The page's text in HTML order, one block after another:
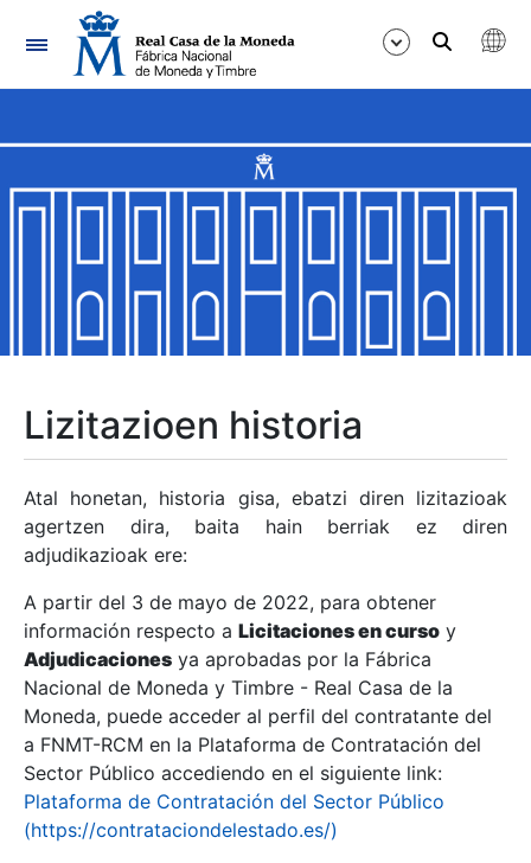
Nabigazioa
Erakutsi/Ezkutatu
Erakutsi/Ezkutatu
Erakutsi/Ezkutatu
Erakutsi/Ezkutatu
Erakutsi/Ezkutatu
Erakutsi/Ezkutatu
Erakutsi/Ezkutatu
Lizitazioen historia
Atal honetan, historia gisa, ebatzi diren lizitazioak
agertzen dira, baita hain berriak ez diren
adjudikazioak ere:
A partir del 3 de mayo de 2022, para obtener
información respecto a Licitaciones en curso y
Adjudicaciones ya aprobadas por la Fábrica
Nacional de Moneda y Timbre - Real Casa de la
Moneda, puede acceder al perfil del contratante del
a FNMT-RCM en la Plataforma de Contratación del
Sector Público accediendo en el siguiente link:
Plataforma de Contratación del Sector Público
(https://contrataciondelestado.es/)